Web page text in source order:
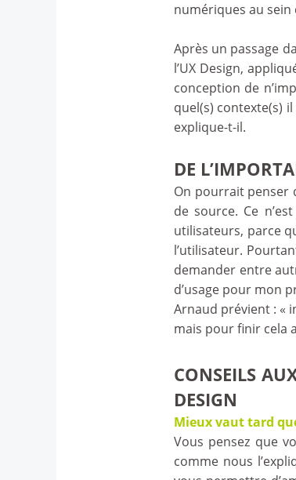
numériques au sein
Après un passage
l’UX Design,
conception de
quel(s) contexte(s)
explique-t-il.
DE
On pourrait penser
de source. Ce
utilisateurs, parce
l’utilisateur.
demander entre
d’usage pour mon
Arnaud prévient : «
mais pour finir cela
CONSEILS
DESIGN
Mieux vaut tard
Vous pensez que
comme nous